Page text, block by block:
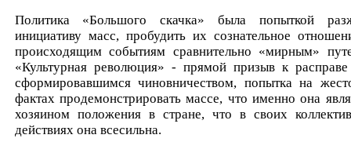
Политика «Большого скачка» была попыткой
инициативу масс, пробудить их сознательное
происходящим событиям сравнительно «мирным»
«Культурная революция» - прямой призыв к
сформировавшимся чиновничеством, попытка на
фактах продемонстрировать массе, что именно она
хозяином положения в стране, что в своих
действиях она всесильна.